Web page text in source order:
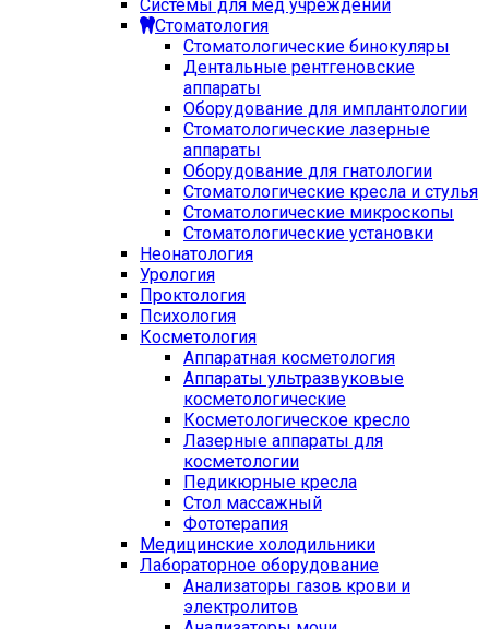
Системы для мед учреждений
Стоматология
Стоматологические бинокуляры
Дентальные рентгеновские
аппараты
Оборудование для имплантологии
Стоматологические лазерные
аппараты
Оборудование для гнатологии
Стоматологические кресла и стулья
Стоматологические микроскопы
Стоматологические установки
Неонатология
Урология
Проктология
Психология
Косметология
Аппаратная косметология
Аппараты ультразвуковые
косметологические
Косметологическое кресло
Лазерные аппараты для
косметологии
Педикюрные кресла
Стол массажный
Фототерапия
Медицинские холодильники
Лабораторное оборудование
Анализаторы газов крови и
электролитов